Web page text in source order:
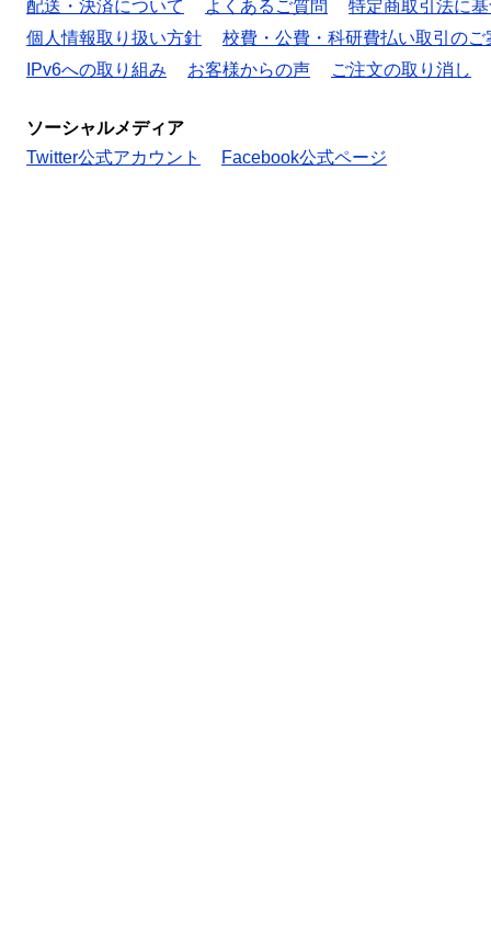
配送・決済について よくあるご質問
特定商取引法に
個人情報取り扱い方針
校費・公費・科研費払い取引のご
IPv6への取り組み
お客様からの声 ご注文の取り消し
ソーシャルメディア
Twitter公式アカウント
Facebook公式ページ